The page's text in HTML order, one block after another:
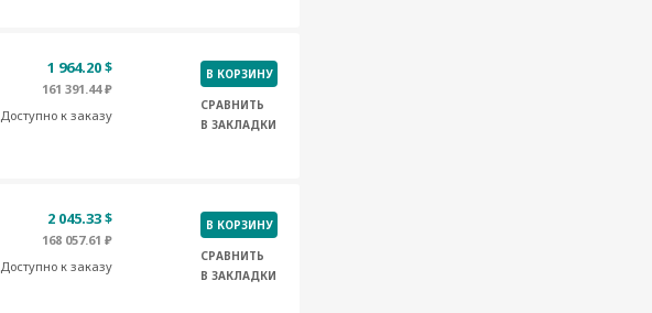
1 964.20 $
161 391.44 ₽
Доступно к заказу
В КОРЗИНУ
СРАВНИТЬ
В ЗАКЛАДКИ
2 045.33 $
168 057.61 ₽
Доступно к заказу
В КОРЗИНУ
СРАВНИТЬ
В ЗАКЛАДКИ